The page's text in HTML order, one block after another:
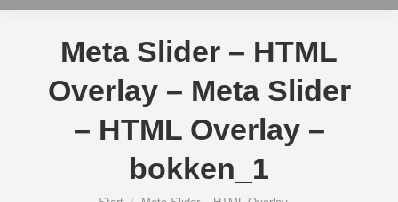
Meta Slider – HTML
Overlay – Meta Slider
– HTML Overlay –
bokken_1
Sie befinden sich hier: